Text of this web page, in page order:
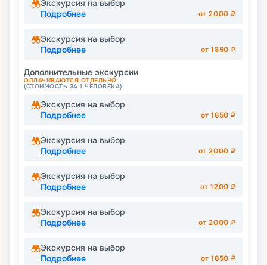
Экскурсия на выбор
Подробнее
от2000 ₽
Экскурсия на выбор
Подробнее
от1850 ₽
Дополнительные экскурсии
ОПЛАЧИВАЮТСЯ ОТДЕЛЬНО
(СТОИМОСТЬ ЗА 1 ЧЕЛОВЕКА)
Экскурсия на выбор
Подробнее
от1850 ₽
Экскурсия на выбор
Подробнее
от2000 ₽
Экскурсия на выбор
Подробнее
от1200 ₽
Экскурсия на выбор
Подробнее
от2000 ₽
Экскурсия на выбор
Подробнее
от1850 ₽